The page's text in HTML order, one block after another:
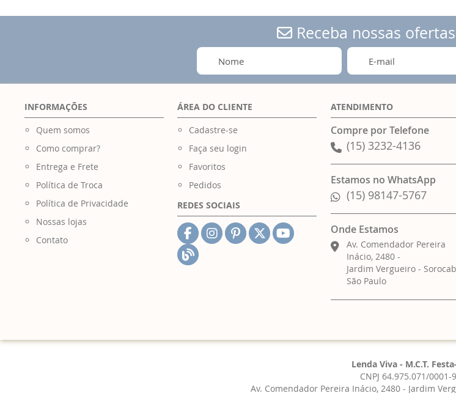
Receba nossas
INFORMAÇÕES
Quem somos
Como comprar?
Entrega e Frete
Política de Troca
Política de Privacidade
Nossas lojas
Contato
ÁREA DO CLIENTE
Cadastre-se
Faça seu login
Favoritos
Pedidos
REDES SOCIAIS
ATENDIMENTO
Compre por Telefone
(15) 3232-4136
Estamos no WhatsApp
(15) 98147-5767
Onde Estamos
Av. Comendador Pereira
Inácio, 2480 -
Jardim Vergueiro -
São Paulo
Lenda Viva - M.C.T.
CNPJ 64.975.071/0001-
Av. Comendador Pereira Inácio, 2480 - Jardim